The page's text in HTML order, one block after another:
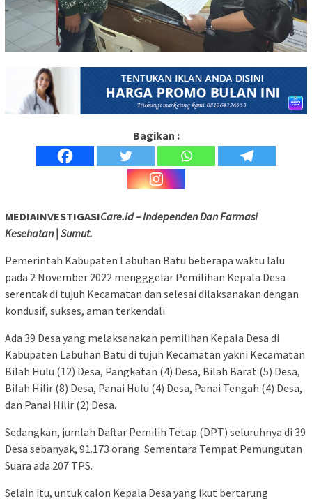
Bagikan :
MEDIAINVESTIGASICare.id – Independen Dan Farmasi
Kesehatan | Sumut.
Pemerintah Kabupaten Labuhan Batu beberapa waktu lalu
pada 2 November 2022 mengggelar Pemilihan Kepala Desa
serentak di tujuh Kecamatan dan selesai dilaksanakan dengan
kondusif, sukses, aman terkendali.
Ada 39 Desa yang melaksanakan pemilihan Kepala Desa di
Kabupaten Labuhan Batu di tujuh Kecamatan yakni Kecamatan
Bilah Hulu (12) Desa, Pangkatan (4) Desa, Bilah Barat (5) Desa,
Bilah Hilir (8) Desa, Panai Hulu (4) Desa, Panai Tengah (4) Desa,
dan Panai Hilir (2) Desa.
Sedangkan, jumlah Daftar Pemilih Tetap (DPT) seluruhnya di 39
Desa sebanyak, 91.173 orang. Sementara Tempat Pemungutan
Suara ada 207 TPS.
Selain itu, untuk calon Kepala Desa yang ikut bertarung